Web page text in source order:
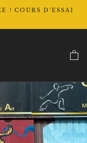
! COURS D'ESSAI